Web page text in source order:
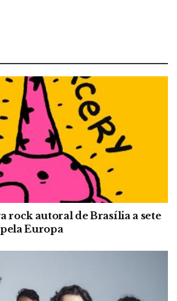
rock autoral de Brasília a sete
Europa